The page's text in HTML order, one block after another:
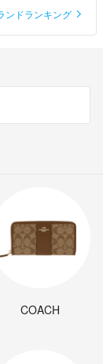
ンドランキング
COACH